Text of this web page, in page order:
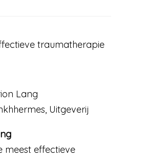
traumatherapie
Lang
Uitgeverij
meest effectieve